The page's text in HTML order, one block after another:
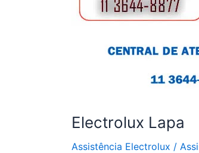
Electrolux Lapa
Assistência Electrolux /